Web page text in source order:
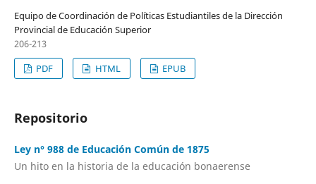
Equipo de Coordinación de Políticas Estudiantiles de la Dirección
Provincial de Educación Superior
206-213
PDF
HTML EPUB
Repositorio
Ley n° 988 de Educación Común de 1875
Un hito en la historia de la educación bonaerense